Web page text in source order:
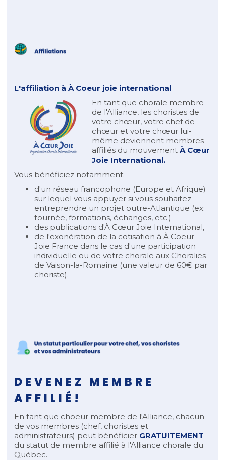
L'affiliation àÀ Coeur joie international
En tant que chorale membre
de l'Alliance, les choristes de
votre chœur, votre chef de
chœur et votre chœur lui-
même deviennent membres
affiliés du mouvementÀ Cœur
Joie International.
Vous bénéficiez notamment:
d'un réseau francophone (Europe et Afrique)
sur lequel vous appuyer si vous souhaitez
entreprendre un projet outre-Atlantique (ex:
tournée, formations, échanges, etc.)
des publications d'À Cœur Joie International,
de l'exonération de la cotisation à À Coeur
Joie France dans le cas d'une participation
individuelle ou de votre chorale aux Choralies
de Vaison-la-Romaine (une valeur de 60€ par
choriste).
DEVENEZ MEMBRE
AFFILIÉ!
En tant que choeur membre de l'Alliance, chacun
de vos membres (chef, choristes et
administrateurs) peut bénéficier GRATUITEMENT
du statut de membre affilié à l'Alliance chorale du
Québec.